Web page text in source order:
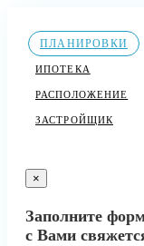
ПЛАНИРОВКИ
ИПОТЕКА
РАСПОЛОЖЕНИЕ
ЗАСТРОЙЩИК
×
Заполните
с Вами